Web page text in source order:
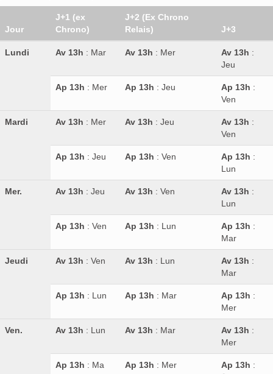
Jour
J+1 (ex
Chrono)
J+2 (Ex Chrono
Relais)
J+3
Lundi Av 13h : Mar Av 13h : Mer Av 13h :
Jeu
Ap 13h : Mer Ap 13h : Jeu Ap 13h :
Ven
Mardi Av 13h : Mer Av 13h : Jeu Av 13h :
Ven
Ap 13h : Jeu Ap 13h : Ven Ap 13h :
Lun
Mer. Av 13h : Jeu Av 13h : Ven Av 13h :
Lun
Ap 13h : Ven Ap 13h : Lun Ap 13h :
Mar
Jeudi Av 13h : Ven Av 13h : Lun Av 13h :
Mar
Ap 13h : Lun Ap 13h : Mar Ap 13h :
Mer
Ven. Av 13h : Lun Av 13h : Mar Av 13h :
Mer
Ap 13h : Ma Ap 13h : Mer Ap 13h :